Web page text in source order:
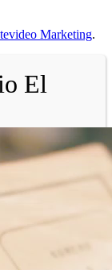
Marketing.
El